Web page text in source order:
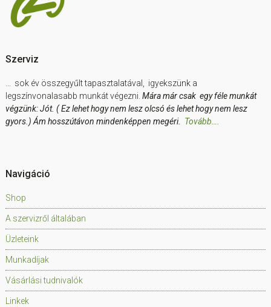
Szerviz
… sok év összegyűlt tapasztalatával, igyekszünk a
legszínvonalasabb munkát végezni. Mára már csak egy féle munkát
végzünk: Jót. ( Ez lehet hogy nem lesz olcsó és lehet hogy nem lesz
gyors.) Ám hosszútávon mindenképpen megéri. Tovább….
Navigáció
Shop
A szervizről általában
Üzleteink
Munkadíjak
Vásárlási tudnivalók
Linkek